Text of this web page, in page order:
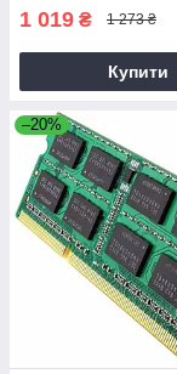
1 019 ₴ 1 273 ₴
Купити
–20%